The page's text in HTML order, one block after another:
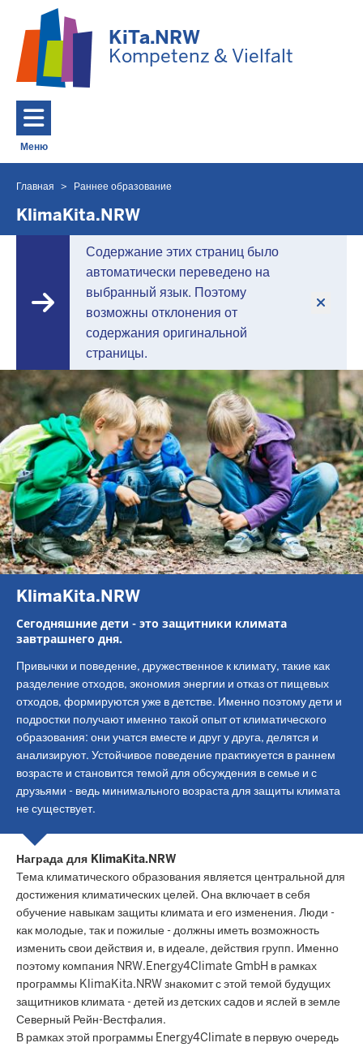
Перейти к основному содержанию
KiTa.NRW
Kompetenz & Vielfalt
Меню
Toggle navigation: Главное меню
Вы
находитесь
Главная Раннее образование
KlimaKita.NRW
Содержание этих страниц было
автоматически переведено на
выбранный язык. Поэтому
возможны отклонения от
содержания оригинальной
страницы.
KlimaKita.NRW
Сегодняшние дети - это защитники климата
завтрашнего дня.
Привычки и поведение, дружественное к климату, такие как
разделение отходов, экономия энергии и отказ от пищевых
отходов, формируются уже в детстве. Именно поэтому дети и
подростки получают именно такой опыт от климатического
образования: они учатся вместе и друг у друга, делятся и
анализируют. Устойчивое поведение практикуется в раннем
возрасте и становится темой для обсуждения в семье и с
друзьями - ведь минимального возраста для защиты климата
не существует.
Награда для KlimaKita.NRW
Тема климатического образования является центральной для
достижения климатических целей. Она включает в себя
обучение навыкам защиты климата и его изменения. Люди -
как молодые, так и пожилые - должны иметь возможность
изменить свои действия и, в идеале, действия групп. Именно
поэтому компания NRW.Energy4Climate GmbH в рамках
программы KlimaKita.NRW знакомит с этой темой будущих
защитников климата - детей из детских садов и яслей в земле
Северный Рейн-Вестфалия.
В рамках этой программы Energy4Climate в первую очередь